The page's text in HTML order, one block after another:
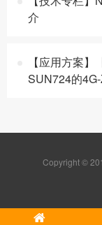
介
【应用方案
SUN724的
Copyright ©